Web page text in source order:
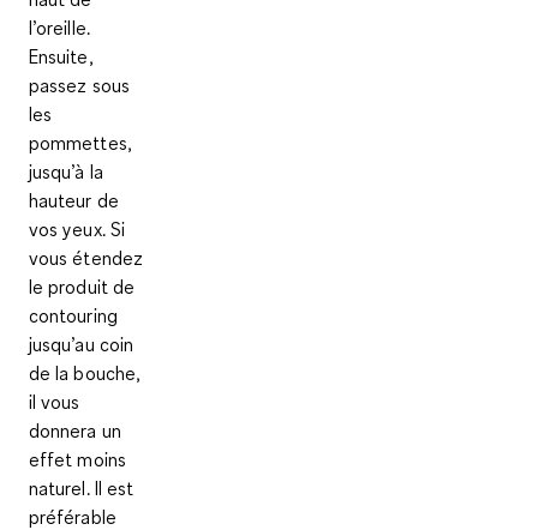
l’oreille.
Ensuite,
passez sous
les
pommettes,
jusqu’à la
hauteur de
vos yeux. Si
vous étendez
le produit de
contouring
jusqu’au coin
de la bouche,
il vous
donnera un
effet moins
naturel. Il est
préférable